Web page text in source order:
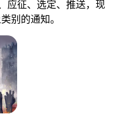
征、选定、推送，现
别的通知。